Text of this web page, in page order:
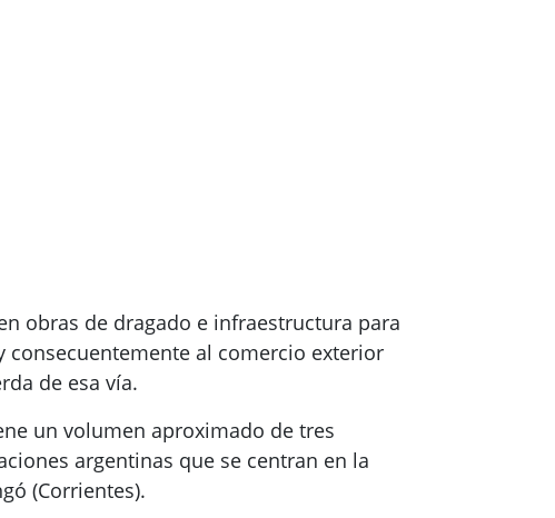
obras de dragado e infraestructura para
consecuentemente al comercio exterior
de esa vía.
un volumen aproximado de tres
argentinas que se centran en la
(Corrientes).